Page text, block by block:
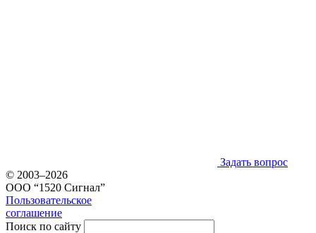
Задать вопрос
© 2003–2026
ООО “1520 Сигнал”
Пользовательское
соглашение
Поиск по сайту